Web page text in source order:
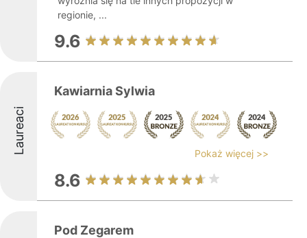
regionie, ...
9.6
Laureaci
Kawiarnia Sylwia
Pokaż więcej >>
8.6
Pod Zegarem